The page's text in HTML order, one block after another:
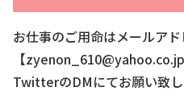
お仕事のご用命はメールアド
【
TwitterのDMにてお願い致し